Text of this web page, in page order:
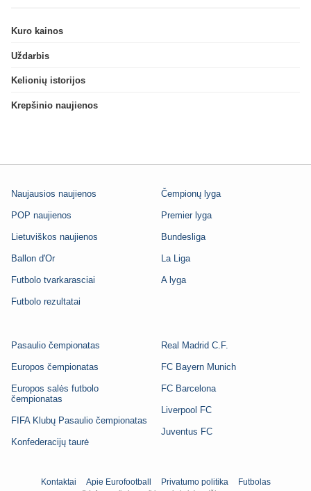
Kuro kainos
Uždarbis
Kelionių istorijos
Krepšinio naujienos
Naujausios naujienos
POP naujienos
Lietuviškos naujienos
Ballon d'Or
Futbolo tvarkarasciai
Futbolo rezultatai
Čempionų lyga
Premier lyga
Bundesliga
La Liga
A lyga
Pasaulio čempionatas
Europos čempionatas
Europos salės futbolo
čempionatas
FIFA Klubų Pasaulio čempionatas
Konfederacijų taurė
Real Madrid C.F.
FC Bayern Munich
FC Barcelona
Liverpool FC
Juventus FC
Kontaktai Apie Eurofootball Privatumo politika Futbolas